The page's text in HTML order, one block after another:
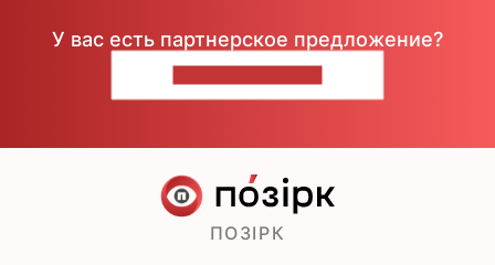
У вас есть партнерское предложение?
ПОЗІРК